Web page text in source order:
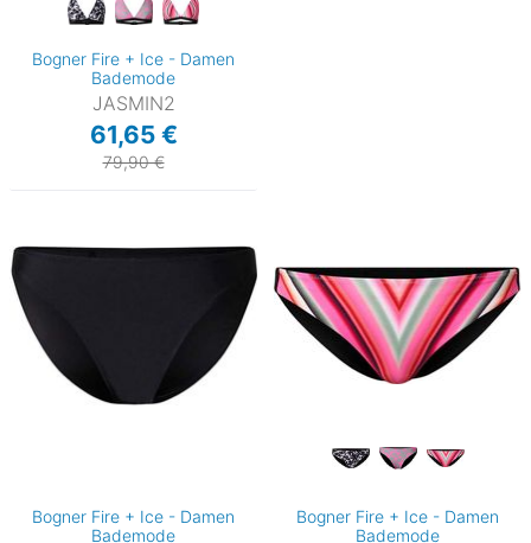
Bogner Fire + Ice - Damen
Bademode
JASMIN2
61,65 €
79,90 €
Bogner Fire + Ice - Damen
Bademode
Bogner Fire + Ice - Damen
Bademode